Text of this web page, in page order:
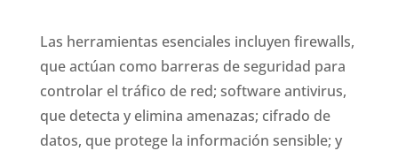
Las herramientas esenciales incluyen firewalls,
que actúan como barreras de seguridad para
controlar el tráfico de red; software antivirus,
que detecta y elimina amenazas; cifrado de
datos, que protege la información sensible; y